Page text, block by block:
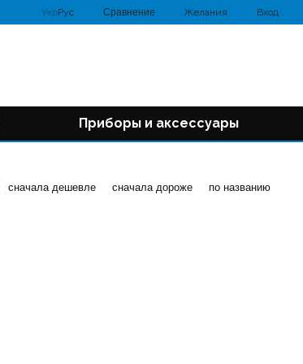
УкрРус Сравнение Желания Вход
Приборы и аксессуары
сначала дешевле сначала дороже по названию